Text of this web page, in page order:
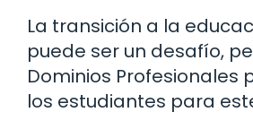
La transición a la
puede ser un desafío,
Dominios Profesionales
los estudiantes para